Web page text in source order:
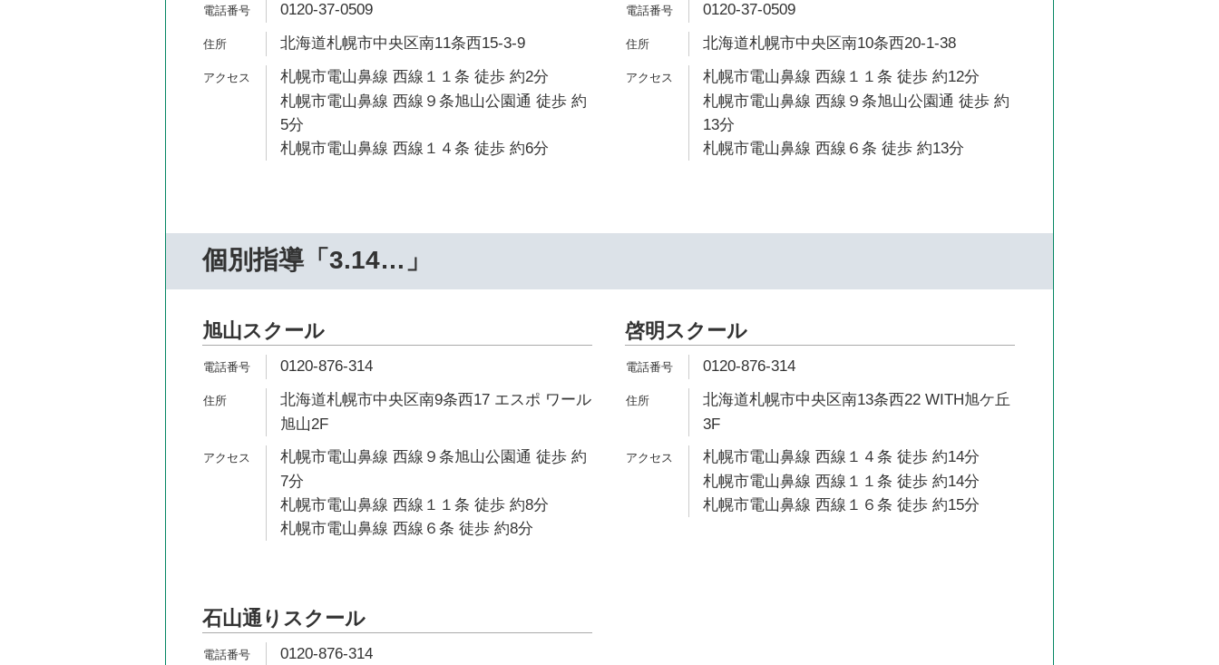
0120-37-0509
北海道札幌市中央区南11条西15-3-9
札幌市電山鼻線 西線１１条 徒歩 約2分
札幌市電山鼻線 西線９条旭山公園通 徒歩 約
5分
札幌市電山鼻線 西線１４条 徒歩 約6分
0120-37-0509
北海道札幌市中央区南10条西20-1-38
札幌市電山鼻線 西線１１条 徒歩 約12分
札幌市電山鼻線 西線９条旭山公園通 徒歩 約
13分
札幌市電山鼻線 西線６条 徒歩 約13分
個別指導「3.14…」
旭山スクール
0120-876-314
北海道札幌市中央区南9条西17 エスポ ワール
旭山2F
札幌市電山鼻線 西線９条旭山公園通 徒歩 約
7分
札幌市電山鼻線 西線１１条 徒歩 約8分
札幌市電山鼻線 西線６条 徒歩 約8分
啓明スクール
0120-876-314
北海道札幌市中央区南13条西22 WITH旭ケ丘
3F
札幌市電山鼻線 西線１４条 徒歩 約14分
札幌市電山鼻線 西線１１条 徒歩 約14分
札幌市電山鼻線 西線１６条 徒歩 約15分
石山通りスクール
0120-876-314